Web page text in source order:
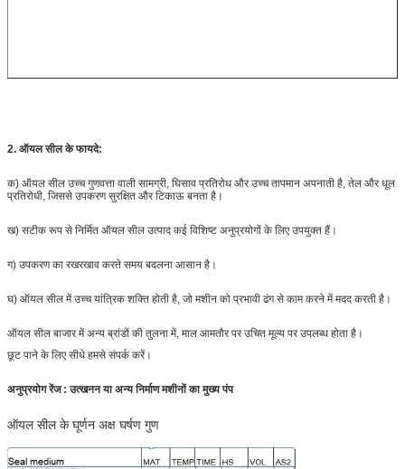
2. ऑयल सील के फायदे:
क) ऑयल सील उच्च गुणवत्ता वाली सामग्री, घिसाव प्रतिरोध और उच्च तापमान अपनाती है, तेल और धूल
प्रतिरोधी, जिससे उपकरण सुरक्षित और टिकाऊ बनता है।
ख) सटीक रूप से निर्मित ऑयल सील उत्पाद कई विशिष्ट अनुप्रयोगों के लिए उपयुक्त हैं।
ग) उपकरण का रखरखाव करते समय बदलना आसान है।
घ) ऑयल सील में उच्च यांत्रिक शक्ति होती है, जो मशीन को प्रभावी ढंग से काम करने में मदद करती है।
ऑयल सील बाजार में अन्य ब्रांडों की तुलना में, माल आमतौर पर उचित मूल्य पर उपलब्ध होता है।
छूट पाने के लिए सीधे हमसे संपर्क करें।
अनुप्रयोग रेंज : उत्खनन या अन्य निर्माण मशीनों का मुख्य पंप
ऑयल सील के घूर्णन अक्ष घर्षण गुण